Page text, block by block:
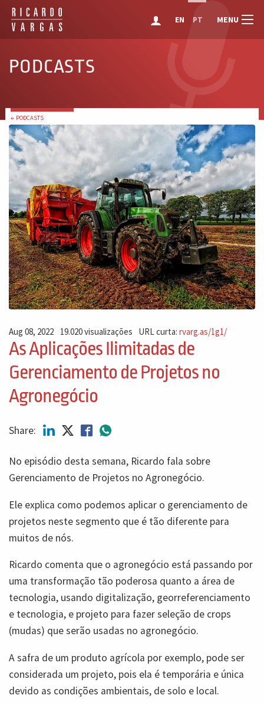
EN PT MENU
PODCASTS
← PODCASTS
Aug 08, 2022 19.020 visualizações URL curta:rvarg.as/1g1/
As Aplicações Ilimitadas de
Gerenciamento de Projetos no
Agronegócio
Share:
No episódio desta semana, Ricardo fala sobre
Gerenciamento de Projetos no Agronegócio.
Ele explica como podemos aplicar o gerenciamento de
projetos neste segmento que é tão diferente para
muitos de nós.
Ricardo comenta que o agronegócio está passando por
uma transformação tão poderosa quanto a área de
tecnologia, usando digitalização, georreferenciamento
e tecnologia, e projeto para fazer seleção de crops
(mudas) que serão usadas no agronegócio.
A safra de um produto agrícola por exemplo, pode ser
considerada um projeto, pois ela é temporária e única
devido as condições ambientais, de solo e local.